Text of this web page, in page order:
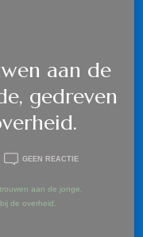
aan de
gedreven
GEEN REACTIEOP
HET
aan de jonge,
de overheid.